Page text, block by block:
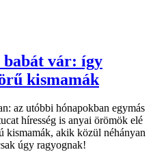
babát vár: így
kismamák
az utóbbi hónapokban egymás
híresség is anyai örömök elé
kismamák, akik közül néhányan
úgy ragyognak!